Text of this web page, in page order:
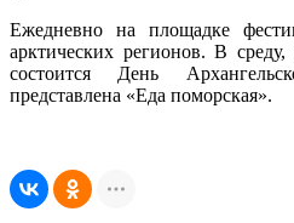
Ежедневно на площадке
арктических регионов. В
состоится День
представлена «Еда поморская».